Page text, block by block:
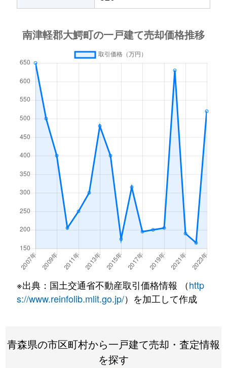
※出典：国土交通省不動産取引価格情報 （http
s://www.reinfolib.mlit.go.jp/）を加工して作成
青森県の市区町村から一戸建て売却・査定情報
を探す